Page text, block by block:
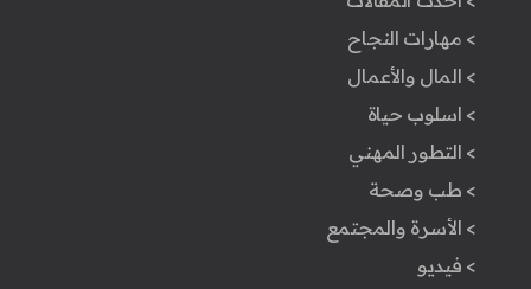
> مهارات النجاح
> المال والأعمال
> اسلوب حياة
> التطور المهني
> طب وصحة
> الأسرة والمجتمع
> فيديو